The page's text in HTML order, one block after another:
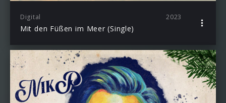
Digital 2023
Mit den Füßen im Meer (Single)